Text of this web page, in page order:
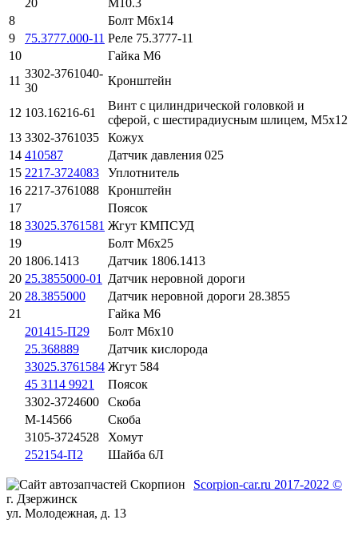
8
Болт М6х14
9
75.3777.000-11 Реле 75.3777-11
10
Гайка М6
11
3302-3761040-
30
Кронштейн
12 103.16216-61
Винт с цилиндрической головкой и
сферой, с шестирадиусным шлицем, М5х12
13 3302-3761035
Кожух
14 410587
Датчик давления 025
15 2217-3724083
Уплотнитель
16 2217-3761088
Кронштейн
17
Поясок
18 33025.3761581 Жгут КМПСУД
19
Болт М6х25
20 1806.1413
Датчик 1806.1413
20 25.3855000-01
Датчик неровной дороги
20 28.3855000
Датчик неровной дороги 28.3855
21
Гайка М6
201415-П29
Болт М6х10
25.368889
Датчик кислорода
33025.3761584 Жгут 584
45 3114 9921
Поясок
3302-3724600
Скоба
М-14566
Скоба
3105-3724528
Хомут
252154-П2
Шайба 6Л
Scorpion-car.ru 2017-2022 ©
г. Дзержинск
ул. Молодежная, д. 13